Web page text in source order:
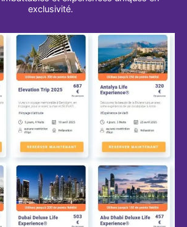
exclusivité.